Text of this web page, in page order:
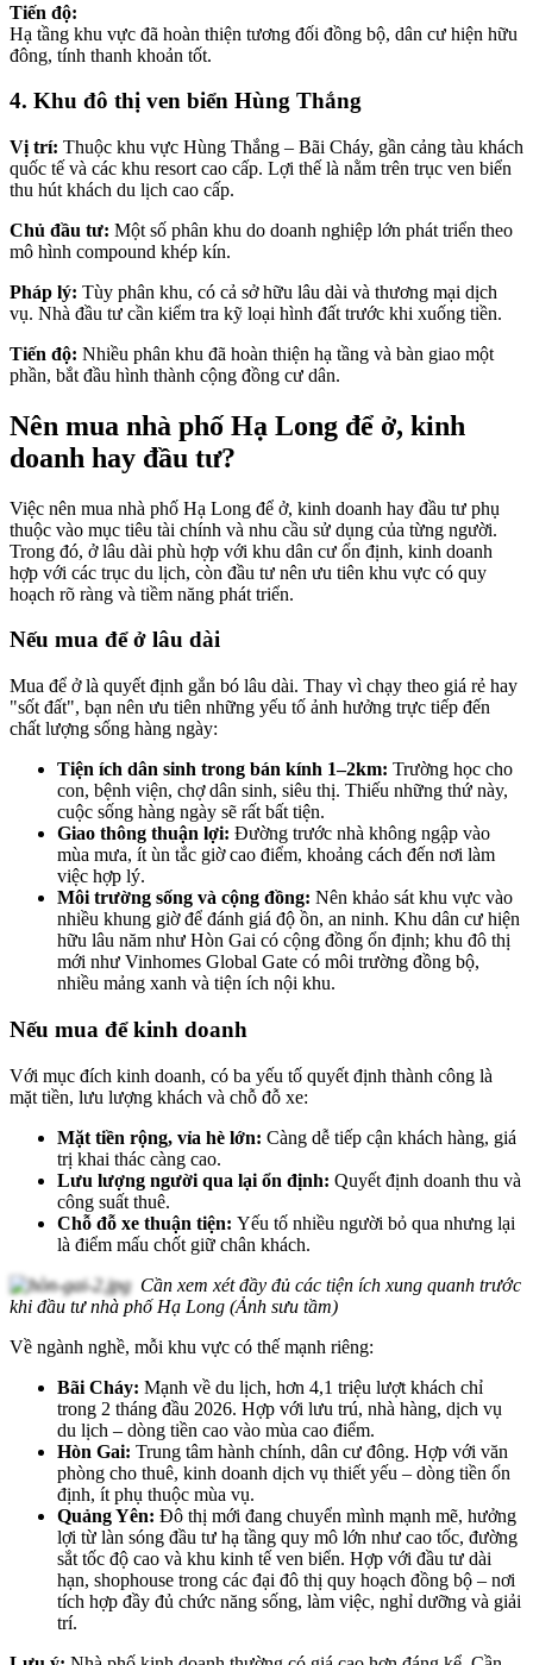
Tiến độ:
Hạ tầng khu vực đã hoàn thiện tương đối đồng bộ, dân cư hiện hữu
đông, tính thanh khoản tốt.
4. Khu đô thị ven biển Hùng Thắng
Vị trí: Thuộc khu vực Hùng Thắng – Bãi Cháy, gần cảng tàu khách
quốc tế và các khu resort cao cấp. Lợi thế là nằm trên trục ven biển
thu hút khách du lịch cao cấp.
Chủ đầu tư: Một số phân khu do doanh nghiệp lớn phát triển theo
mô hình compound khép kín.
Pháp lý: Tùy phân khu, có cả sở hữu lâu dài và thương mại dịch
vụ. Nhà đầu tư cần kiểm tra kỹ loại hình đất trước khi xuống tiền.
Tiến độ: Nhiều phân khu đã hoàn thiện hạ tầng và bàn giao một
phần, bắt đầu hình thành cộng đồng cư dân.
Nên mua nhà phố Hạ Long để ở, kinh
doanh hay đầu tư?
Việc nên mua nhà phố Hạ Long để ở, kinh doanh hay đầu tư phụ
thuộc vào mục tiêu tài chính và nhu cầu sử dụng của từng người.
Trong đó, ở lâu dài phù hợp với khu dân cư ổn định, kinh doanh
hợp với các trục du lịch, còn đầu tư nên ưu tiên khu vực có quy
hoạch rõ ràng và tiềm năng phát triển.
Nếu mua để ở lâu dài
Mua để ở là quyết định gắn bó lâu dài. Thay vì chạy theo giá rẻ hay
"sốt đất", bạn nên ưu tiên những yếu tố ảnh hưởng trực tiếp đến
chất lượng sống hàng ngày:
Tiện ích dân sinh trong bán kính 1–2km: Trường học cho
con, bệnh viện, chợ dân sinh, siêu thị. Thiếu những thứ này,
cuộc sống hàng ngày sẽ rất bất tiện.
Giao thông thuận lợi: Đường trước nhà không ngập vào
mùa mưa, ít ùn tắc giờ cao điểm, khoảng cách đến nơi làm
việc hợp lý.
Môi trường sống và cộng đồng: Nên khảo sát khu vực vào
nhiều khung giờ để đánh giá độ ồn, an ninh. Khu dân cư hiện
hữu lâu năm như Hòn Gai có cộng đồng ổn định; khu đô thị
mới như Vinhomes Global Gate có môi trường đồng bộ,
nhiều mảng xanh và tiện ích nội khu.
Nếu mua để kinh doanh
Với mục đích kinh doanh, có ba yếu tố quyết định thành công là
mặt tiền, lưu lượng khách và chỗ đỗ xe:
Mặt tiền rộng, vỉa hè lớn: Càng dễ tiếp cận khách hàng, giá
trị khai thác càng cao.
Lưu lượng người qua lại ổn định: Quyết định doanh thu và
công suất thuê.
Chỗ đỗ xe thuận tiện: Yếu tố nhiều người bỏ qua nhưng lại
là điểm mấu chốt giữ chân khách.
Cần xem xét đầy đủ các tiện ích xung quanh trước
khi đầu tư nhà phố Hạ Long (Ảnh sưu tầm)
Về ngành nghề, mỗi khu vực có thế mạnh riêng:
Bãi Cháy: Mạnh về du lịch, hơn 4,1 triệu lượt khách chỉ
trong 2 tháng đầu 2026. Hợp với lưu trú, nhà hàng, dịch vụ
du lịch – dòng tiền cao vào mùa cao điểm.
Hòn Gai: Trung tâm hành chính, dân cư đông. Hợp với văn
phòng cho thuê, kinh doanh dịch vụ thiết yếu – dòng tiền ổn
định, ít phụ thuộc mùa vụ.
Quảng Yên: Đô thị mới đang chuyển mình mạnh mẽ, hưởng
lợi từ làn sóng đầu tư hạ tầng quy mô lớn như cao tốc, đường
sắt tốc độ cao và khu kinh tế ven biển. Hợp với đầu tư dài
hạn, shophouse trong các đại đô thị quy hoạch đồng bộ – nơi
tích hợp đầy đủ chức năng sống, làm việc, nghỉ dưỡng và giải
trí.